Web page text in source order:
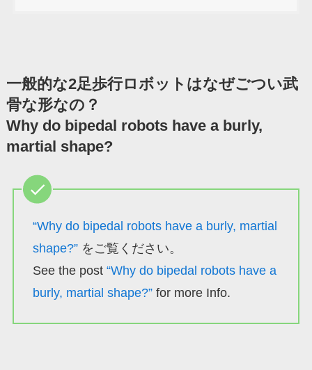
一般的な2足歩行ロボットはなぜごつい武
骨な形なの？
Why do bipedal robots have a burly,
martial shape?
“Why do bipedal robots have a burly, martial
shape?”をご覧ください。
See the post “Why do bipedal robots have a
burly, martial shape?”for more Info.